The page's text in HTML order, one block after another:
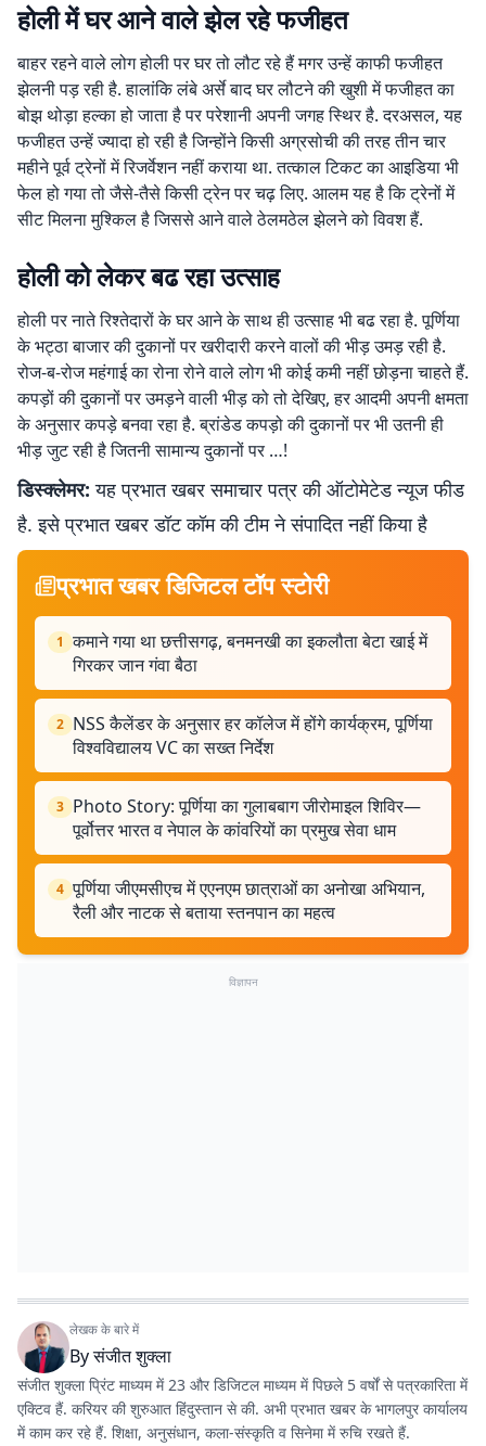
होली में घर आने वाले झेल रहे फजीहत
बाहर रहने वाले लोग होली पर घर तो लौट रहे हैं मगर उन्हें काफी फजीहत
झेलनी पड़ रही है. हालांकि लंबे अर्से बाद घर लौटने की खुशी में फजीहत का
बोझ थोड़ा हल्का हो जाता है पर परेशानी अपनी जगह स्थिर है. दरअसल, यह
फजीहत उन्हें ज्यादा हो रही है जिन्होंने किसी अग्रसोची की तरह तीन चार
महीने पूर्व ट्रेनों में रिजर्वेशन नहीं कराया था. तत्काल टिकट का आइडिया भी
फेल हो गया तो जैसे-तैसे किसी ट्रेन पर चढ़ लिए. आलम यह है कि ट्रेनों में
सीट मिलना मुश्किल है जिससे आने वाले ठेलमठेल झेलने को विवश हैं.
होली को लेकर बढ रहा उत्साह
होली पर नाते रिश्तेदारों के घर आने के साथ ही उत्साह भी बढ रहा है. पूर्णिया
के भट्ठा बाजार की दुकानों पर खरीदारी करने वालों की भीड़ उमड़ रही है.
रोज-ब-रोज महंगाई का रोना रोने वाले लोग भी कोई कमी नहीं छोड़ना चाहते हैं.
कपड़ों की दुकानों पर उमड़ने वाली भीड़ को तो देखिए, हर आदमी अपनी क्षमता
के अनुसार कपड़े बनवा रहा है. ब्रांडेड कपड़ो की दुकानों पर भी उतनी ही
भीड़ जुट रही है जितनी सामान्य दुकानों पर …!
डिस्क्लेमर: यह प्रभात खबर समाचार पत्र की ऑटोमेटेड न्यूज फीड
है. इसे प्रभात खबर डॉट कॉम की टीम ने संपादित नहीं किया है
प्रभात खबर डिजिटल टॉप स्टोरी
1 कमाने गया था छत्तीसगढ़, बनमनखी का इकलौता बेटा खाई में
गिरकर जान गंवा बैठा
2 NSS कैलेंडर के अनुसार हर कॉलेज में होंगे कार्यक्रम, पूर्णिया
विश्वविद्यालय VC का सख्त निर्देश
3 Photo Story: पूर्णिया का गुलाबबाग जीरोमाइल शिविर—
पूर्वोत्तर भारत व नेपाल के कांवरियों का प्रमुख सेवा धाम
4 पूर्णिया जीएमसीएच में एएनएम छात्राओं का अनोखा अभियान,
रैली और नाटक से बताया स्तनपान का महत्व
विज्ञापन
लेखक के बारे में
Byसंजीत शुक्ला
संजीत शुक्ला प्रिंट माध्यम में 23 और डिजिटल माध्यम में पिछले 5 वर्षों से पत्रकारिता में
एक्टिव हैं. करियर की शुरुआत हिंदुस्तान से की. अभी प्रभात खबर के भागलपुर कार्यालय
में काम कर रहे हैं. शिक्षा, अनुसंधान, कला-संस्कृति व सिनेमा में रुचि रखते हैं.